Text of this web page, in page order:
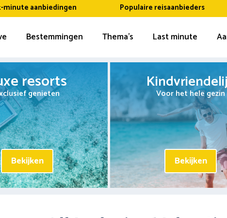
minute aanbiedingen Populaire reisaanbieders
Bestemmingen Thema’s Last minute
resorts
genieten
Bekijken
Voor het hele gezin
Bekijken